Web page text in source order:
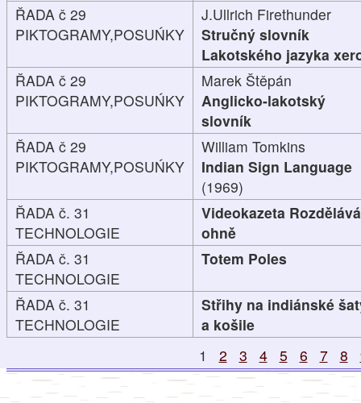
ŘADA č 29
PIKTOGRAMY,POSUŃKY
J.Ullrich Firethunder
Stručný slovník
Lakotského jazyka
ŘADA č 29
PIKTOGRAMY,POSUŃKY
Marek Štěpán
Anglicko-lakotský
slovník
ŘADA č 29
PIKTOGRAMY,POSUŃKY
William Tomkins
Indian Sign Language
(1969)
ŘADA č. 31
TECHNOLOGIE
Videokazeta
ohně
ŘADA č. 31
TECHNOLOGIE
Totem Poles
ŘADA č. 31
TECHNOLOGIE
Střihy na indiánské
a košile
1
2 3 4 5 6 7 8